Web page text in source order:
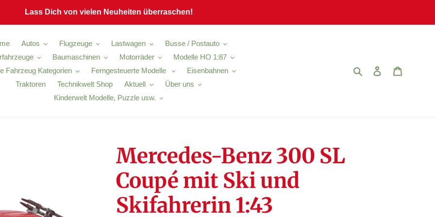
Lass Dich von vielen Neuheiten überraschen!
Autos Flugzeuge Lastwagen
Busse / Postauto
Baumaschinen Motorräder
Modelle HO 1:87
Fahrzeug Kategorien
Ferngesteuerte Modelle
Eisenbahnen
Traktoren
Technikwelt Shop Aktuell
Über uns
Kinderwelt Modelle, Puzzle usw.
Suchen Einloggen
Mercedes-Benz 300 SL
Coupé mit Ski und
Skifahrerin 1:43